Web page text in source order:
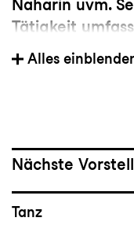
Naharin uvm.
Tätigkeit
reicht von
performative
Kulturprozent
dieser Spielzeit
Alles
Nächste
Tanz